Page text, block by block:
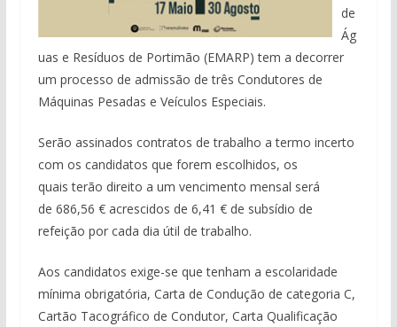
de
Ág
uas e Resíduos de Portimão (EMARP) tem a decorrer
um processo de admissão de três Condutores de
Máquinas Pesadas e Veículos Especiais.
Serão assinados contratos de trabalho a termo incerto
com os candidatos que forem escolhidos, os
quais terão direito a um vencimento mensal será
de 686,56 € acrescidos de 6,41 € de subsídio de
refeição por cada dia útil de trabalho.
Aos candidatos exige-se que tenham a escolaridade
mínima obrigatória, Carta de Condução de categoria C,
Cartão Tacográfico de Condutor, Carta Qualificação